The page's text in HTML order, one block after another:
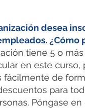
desea
¿Cómo
tiene 5 o
en este curso,
fácilmente de
para
Póngase